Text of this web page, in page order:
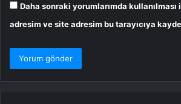
Daha sonraki yorumlarımda kullanılması
adresim ve site adresim bu tarayıcıya